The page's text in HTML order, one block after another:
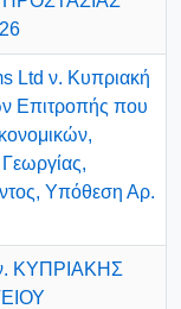
Ltd ν. Κυπριακή
Επιτροπής που
Υπόθεση Αρ.
ΚΥΠΡΙΑΚΗΣ